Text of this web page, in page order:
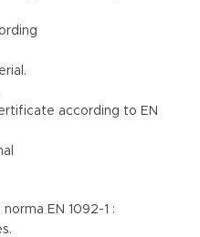
according to EN
EN 1092-1 :